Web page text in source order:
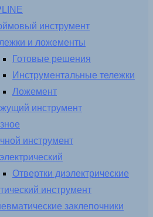
инструмент
и ложементы
Готовые решения
Инструментальные тележки
Ложемент
инструмент
инструмент
Отвертки диэлектрические
инструмент
заклепочники